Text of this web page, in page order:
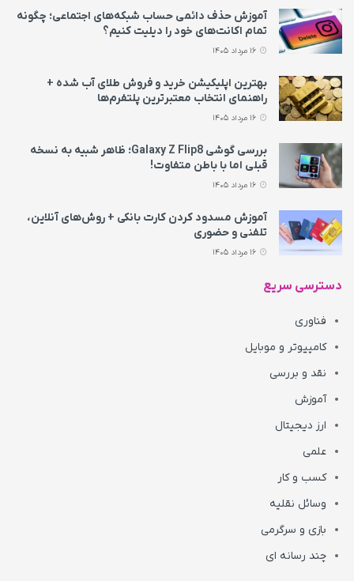
آموزش حذف دائمی حساب شبکه‌های اجتماعی؛ چگونه
تمام اکانت‌های خود را دیلیت کنیم؟
بهترین اپلیکیشن خرید و فروش طلای آب شده +
راهنمای انتخاب معتبرترین پلتفرم‌ها
بررسی گوشی Galaxy Z Flip8؛ ظاهر شبیه به نسخه
قبلی اما با باطن متفاوت!
آموزش مسدود کردن کارت بانکی + روش‌های آنلاین،
تلفنی و حضوری
دسترسی سریع
فناوری
کامپیوتر و موبایل
نقد و بررسی
آموزش
ارز دیجیتال
علمی
کسب و کار
وسائل نقلیه
بازی و سرگرمی
چند رسانه ای